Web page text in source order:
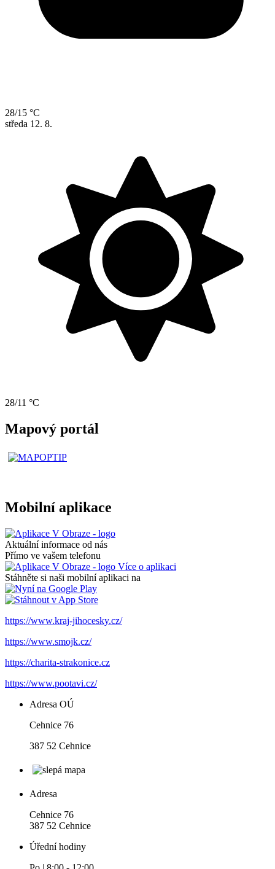
28/15 °C
středa 12. 8.
28/11 °C
Mapový portál
Mobilní aplikace
Aktuální informace od nás
Přímo ve vašem telefonu
Více o aplikaci
Stáhněte si naši mobilní aplikaci na
https://www.kraj-jihocesky.cz/
https://www.smojk.cz/
https://charita-strakonice.cz
https://www.pootavi.cz/
Adresa OÚ
Cehnice 76
387 52 Cehnice
Adresa
Cehnice 76
387 52 Cehnice
Úřední hodiny